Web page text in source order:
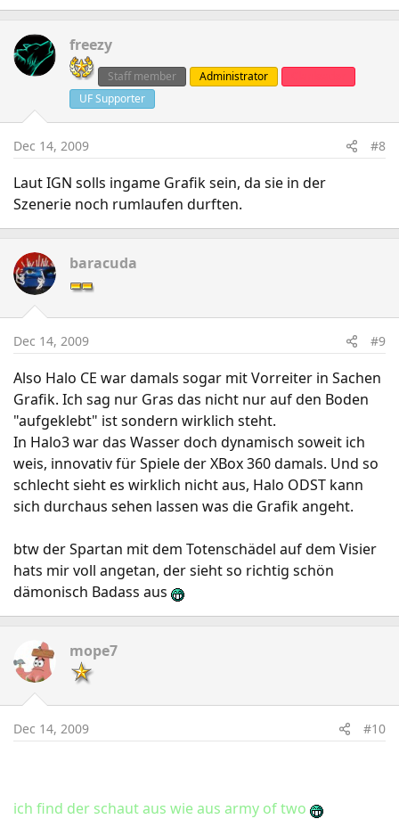
freezy
Staff member Administrator
UF Supporter
Dec 14, 2009 #8
Laut IGN solls ingame Grafik sein, da sie in der
Szenerie noch rumlaufen durften.
baracuda
Dec 14, 2009 #9
Also Halo CE war damals sogar mit Vorreiter in Sachen
Grafik. Ich sag nur Gras das nicht nur auf den Boden
"aufgeklebt" ist sondern wirklich steht.
In Halo3 war das Wasser doch dynamisch soweit ich
weis, innovativ für Spiele der XBox 360 damals. Und so
schlecht sieht es wirklich nicht aus, Halo ODST kann
sich durchaus sehen lassen was die Grafik angeht.
btw der Spartan mit dem Totenschädel auf dem Visier
hats mir voll angetan, der sieht so richtig schön
dämonisch Badass aus
mope7
Dec 14, 2009 #10
ich find der schaut aus wie aus army of two